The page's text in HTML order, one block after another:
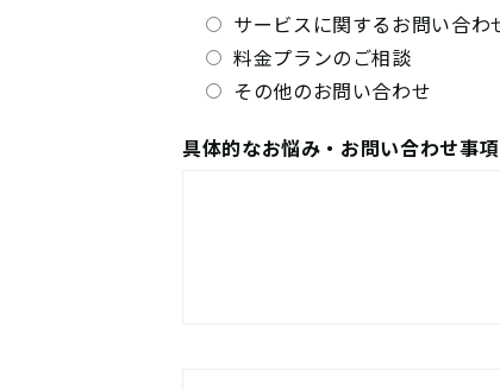
サービスに関するお問い合わ
料金プランのご相談
その他のお問い合わせ
具体的なお悩み・お問い合わせ事